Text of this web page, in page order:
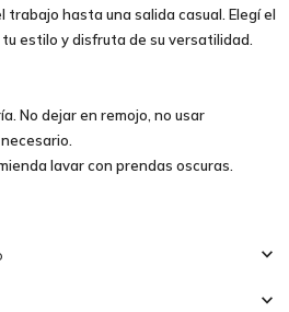
trabajo hasta una salida casual. Elegí el
estilo y disfruta de su versatilidad.
No dejar en remojo, no usar
lavar con prendas oscuras.